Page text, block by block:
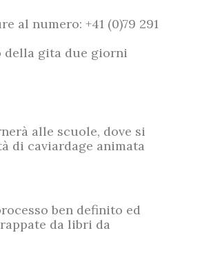
al numero: +41 (0)79 291
della gita due giorni
alle scuole, dove si
di caviardage animata
ben definito ed
da libri da